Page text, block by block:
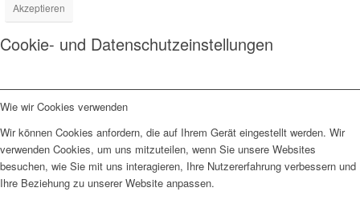
Akzeptieren
Cookie- und Datenschutzeinstellungen
Wie wir Cookies verwenden
Wir können Cookies anfordern, die auf Ihrem Gerät eingestellt werden. Wir
verwenden Cookies, um uns mitzuteilen, wenn Sie unsere Websites
besuchen, wie Sie mit uns interagieren, Ihre Nutzererfahrung verbessern und
Ihre Beziehung zu unserer Website anpassen.